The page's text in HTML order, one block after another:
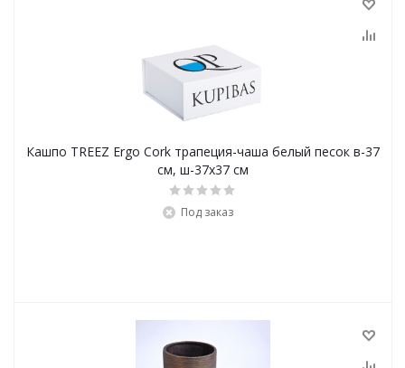
Кашпо TREEZ Ergo Cork трапеция-чаша белый песок в-37
см, ш-37х37 см
Под заказ